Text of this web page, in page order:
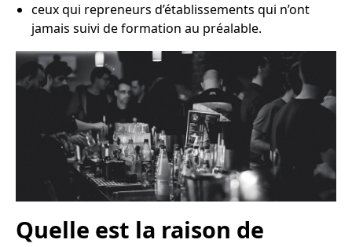
ceux qui repreneurs d’établissements qui n’ont
jamais suivi de formation au préalable.
Quelle est la raison de